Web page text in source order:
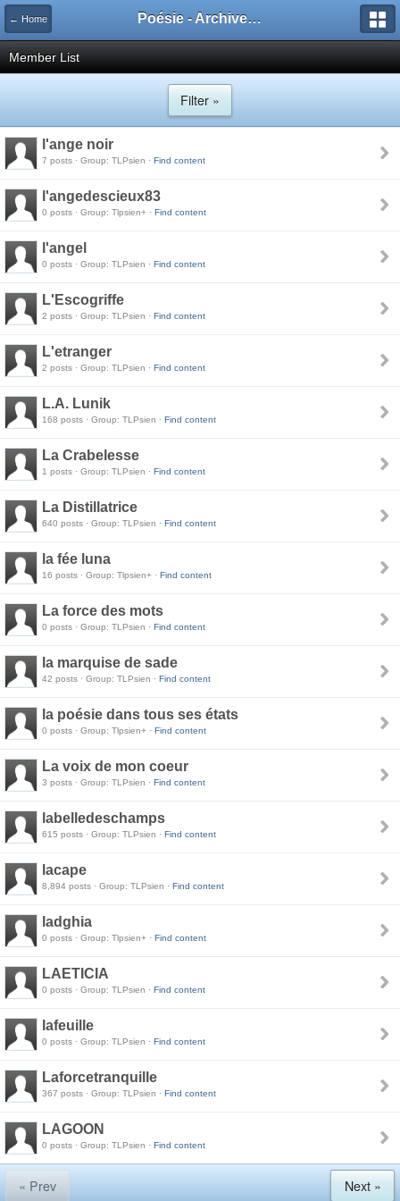
← Home Poésie - Archives de Toute La Poésie - 2005 - 2006
Member List
Filter »
l'ange noir
7 posts · Group: TLPsien · Find content
l'angedescieux83
0 posts · Group: Tlpsien+ · Find content
l'angel
0 posts · Group: TLPsien · Find content
L'Escogriffe
2 posts · Group: TLPsien · Find content
L'etranger
2 posts · Group: TLPsien · Find content
L.A. Lunik
168 posts · Group: TLPsien · Find content
La Crabelesse
1 posts · Group: TLPsien · Find content
La Distillatrice
640 posts · Group: TLPsien · Find content
la fée luna
16 posts · Group: Tlpsien+ · Find content
La force des mots
0 posts · Group: TLPsien · Find content
la marquise de sade
42 posts · Group: TLPsien · Find content
la poésie dans tous ses états
0 posts · Group: Tlpsien+ · Find content
La voix de mon coeur
3 posts · Group: TLPsien · Find content
labelledeschamps
615 posts · Group: TLPsien · Find content
lacape
8,894 posts · Group: TLPsien · Find content
ladghia
0 posts · Group: Tlpsien+ · Find content
LAETICIA
0 posts · Group: TLPsien · Find content
lafeuille
0 posts · Group: TLPsien · Find content
Laforcetranquille
367 posts · Group: TLPsien · Find content
LAGOON
0 posts · Group: TLPsien · Find content
« Prev Next »